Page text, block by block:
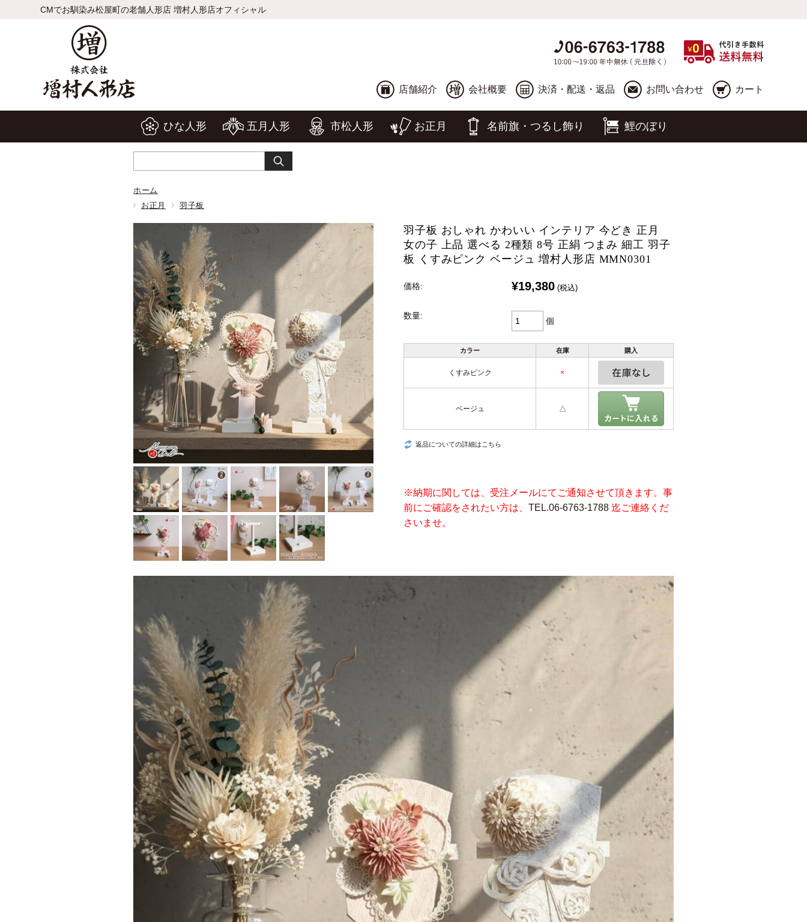
CMでお馴染み松屋町の老舗人形店 増村人形店オフィシャル
店舗紹介 会社概要 決済・配送・返品 お問い合わせ カート
ひな人形 五月人形 市松人形 お正月 名前旗・つるし飾り 鯉のぼり
ホーム
お正月
羽子板
羽子板 おしゃれ かわいい インテリア 今どき 正月
女の子 上品 選べる 2種類 8号 正絹 つまみ 細工 羽子
板 くすみピンク ベージュ 増村人形店 MMN0301
価格: ¥19,380 (税込)
数量:
個
カラー 在庫 購入
くすみピンク ×
ベージュ △
返品についての詳細はこちら
※納期に関しては、受注メールにてご通知させて頂きます。事
前にご確認をされたい方は、 TEL.06-6763-1788 迄ご連絡くだ
さいませ。